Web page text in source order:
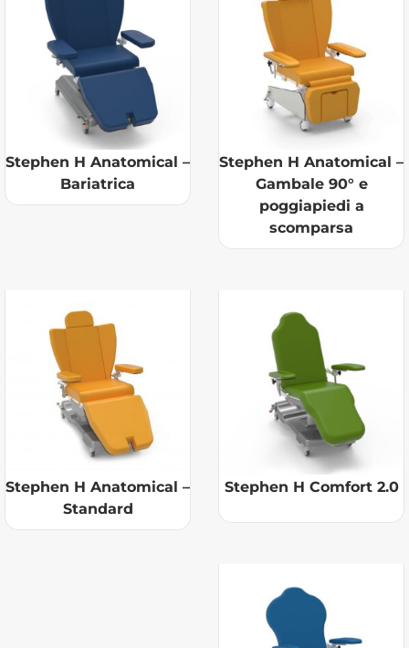
Stephen H Anatomical –
Bariatrica
Stephen H Anatomical –
Gambale 90° e
poggiapiedi a
scomparsa
Stephen H Anatomical –
Standard
Stephen H Comfort 2.0